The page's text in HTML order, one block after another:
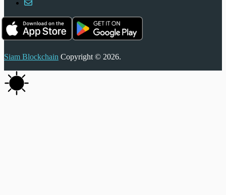
Siam Blockchain Copyright © 2026.